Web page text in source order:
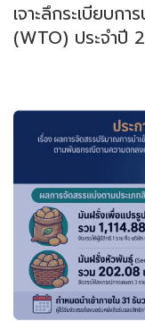
เจาะลึกระเบียบก
(WTO) ประจำปี